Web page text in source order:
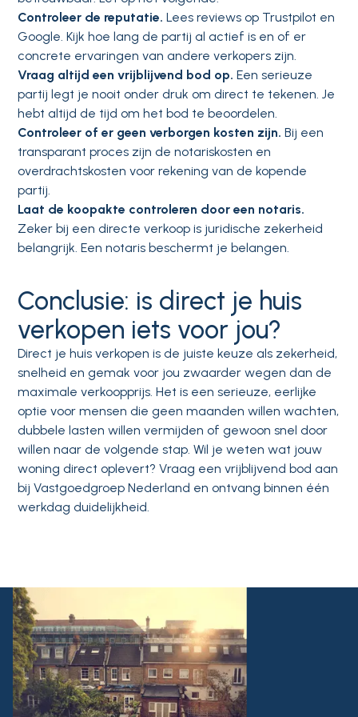
Controleer de reputatie. Lees reviews op Trustpilot en
Google. Kijk hoe lang de partij al actief is en of er
concrete ervaringen van andere verkopers zijn.
Vraag altijd een vrijblijvend bod op. Een serieuze
partij legt je nooit onder druk om direct te tekenen. Je
hebt altijd de tijd om het bod te beoordelen.
Controleer of er geen verborgen kosten zijn. Bij een
transparant proces zijn de notariskosten en
overdrachtskosten voor rekening van de kopende
partij.
Laat de koopakte controleren door een notaris.
Zeker bij een directe verkoop is juridische zekerheid
belangrijk. Een notaris beschermt je belangen.
Conclusie: is direct je huis
verkopen iets voor jou?
Direct je huis verkopen is de juiste keuze als zekerheid,
snelheid en gemak voor jou zwaarder wegen dan de
maximale verkoopprijs. Het is een serieuze, eerlijke
optie voor mensen die geen maanden willen wachten,
dubbele lasten willen vermijden of gewoon snel door
willen naar de volgende stap. Wil je weten wat jouw
woning direct oplevert? Vraag een vrijblijvend bod aan
bij Vastgoedgroep Nederland en ontvang binnen één
werkdag duidelijkheid.